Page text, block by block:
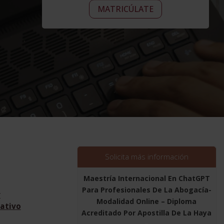
era:
2.380,00$.
Maestría
Internacional
En
Online
Acreditado
Por
Apostilla
De
Haya
MATRICÚLATE
Solicita más información
Maestría Internacional En ChatGPT
Para Profesionales De La Abogacía-
Modalidad Online – Diploma
Acreditado Por Apostilla De La Haya